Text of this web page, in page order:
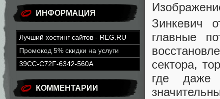
ИНФОРМАЦИЯ
Лучший хостинг сайтов - REG.RU
Промокод 5% скидки на услуги
39CC-C72F-6342-560A
КОММЕНТАРИИ
Зинкевич
главные
сектора,
где даже